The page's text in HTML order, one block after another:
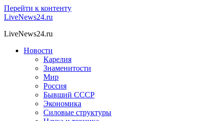
Перейти к контенту
LiveNews24.ru
LiveNews24.ru
Новости
Карелия
Знаменитости
Мир
Россия
Бывший СССР
Экономика
Силовые структуры